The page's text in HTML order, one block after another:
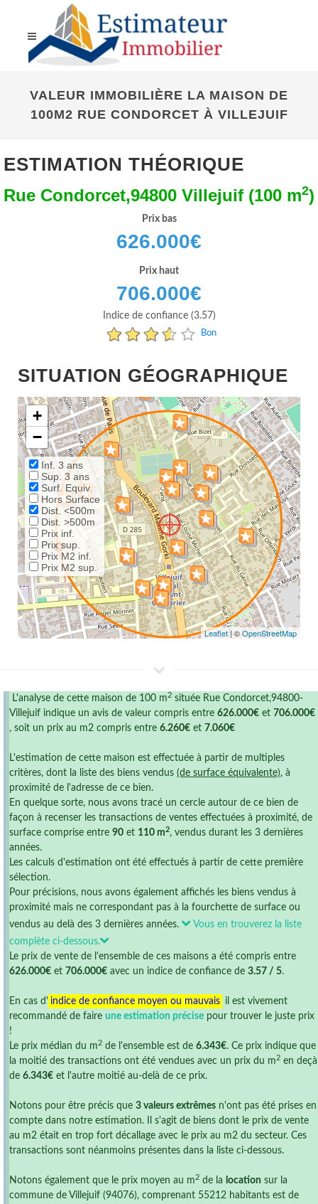
VALEUR IMMOBILIÈRE LA MAISON DE
100M2 RUE CONDORCET À VILLEJUIF
ESTIMATION THÉORIQUE
Rue Condorcet,94800 Villejuif (100 m2)
Prix bas
626.000€
Prix haut
706.000€
Indice de confiance (3.57)
Bon
SITUATION GÉOGRAPHIQUE
+
−
Inf. 3 ans
Sup. 3 ans
Surf. Equiv.
Hors Surface
Dist. <500m
Dist. >500m
Prix inf.
Prix sup.
Prix M2 inf.
Prix M2 sup.
Leaflet| ©OpenStreetMap
L'analyse de cette maison de 100 m 2 située Rue Condorcet,94800-
Villejuif indique un avis de valeur compris entre 626.000€ et 706.000€
, soit un prix au m2 compris entre 6.260€ et 7.060€
L'estimation de cette maison est effectuée à partir de multiples
critères, dont la liste des biens vendus (de surface équivalente), à
proximité de l'adresse de ce bien.
En quelque sorte, nous avons tracé un cercle autour de ce bien de
façon à recenser les transactions de ventes effectuées à proximité, de
surface comprise entre 90 et 110 m2, vendus durant les 3 dernières
années.
Les calculs d'estimation ont été effectués à partir de cette première
sélection.
Pour précisions, nous avons également affichés les biens vendus à
proximité mais ne correspondant pas à la fourchette de surface ou
vendus au delà des 3 dernières années.
Vous en trouverez la liste
complète ci-dessous.
Le prix de vente de l'ensemble de ces maisons a été compris entre
626.000€ et 706.000€ avec un indice de confiance de 3.57 / 5.
En cas d' indice de confiance moyen ou mauvais il est vivement
recommandé de faire une estimation précise pour trouver le juste prix
!
Le prix médian du m 2 de l'ensemble est de 6.343€. Ce prix indique que
la moitié des transactions ont été vendues avec un prix du m 2 en deçà
de 6.343€ et l'autre moitié au-delà de ce prix.
Notons pour être précis que 3 valeurs extrêmes n'ont pas été prises en
compte dans notre estimation. Il s'agit de biens dont le prix de vente
au m2 était en trop fort décallage avec le prix au m2 du secteur. Ces
transactions sont néanmoins présentes dans la liste ci-dessous.
Notons également que le prix moyen au m 2 de la location sur la
commune de Villejuif (94076), comprenant 55212 habitants est de